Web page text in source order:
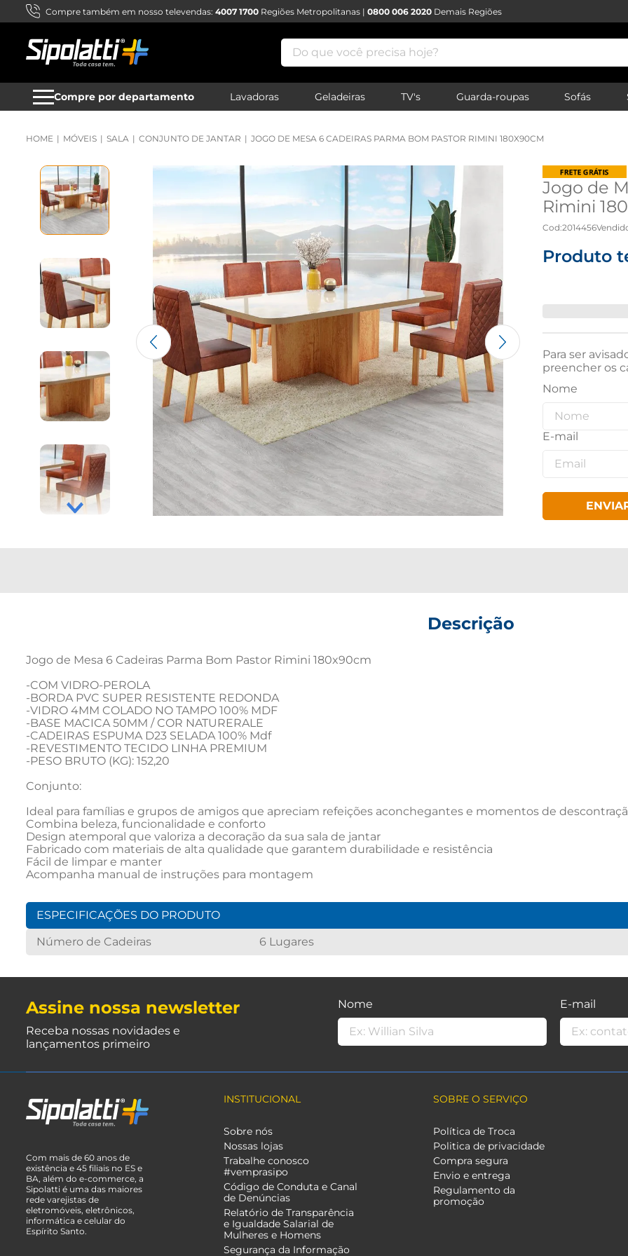
Compre também em nosso televendas: 4007 1700 Regiões Metropolitanas | 0800 006 2020 Demais Regiões
Do que você precisa hoje?
Compre por departamento Lavadoras Geladeiras TV's Guarda-roupas Sofás
MÓVEIS SALA CONJUNTO DE JANTAR JOGO DE MESA 6 CADEIRAS PARMA BOM PASTOR RIMINI 180X90CM
Jogo de
Rimini
Cod:2014456
Produto
Para ser
preencher os
Descrição
Jogo de Mesa 6 Cadeiras Parma Bom Pastor Rimini 180x90cm
-COM VIDRO-PEROLA
-BORDA PVC SUPER RESISTENTE REDONDA
-VIDRO 4MM COLADO NO TAMPO 100% MDF
-BASE MACICA 50MM / COR NATURERALE
-CADEIRAS ESPUMA D23 SELADA 100% Mdf
-REVESTIMENTO TECIDO LINHA PREMIUM
-PESO BRUTO (KG): 152,20
Conjunto:
Ideal para famílias e grupos de amigos que apreciam refeições aconchegantes e momentos de
Combina beleza, funcionalidade e conforto
Design atemporal que valoriza a decoração da sua sala de jantar
Fabricado com materiais de alta qualidade que garantem durabilidade e resistência
Fácil de limpar e manter
Acompanha manual de instruções para montagem
ESPECIFICAÇÕES DO PRODUTO
Número de Cadeiras
6 Lugares
Assine nossa newsletter
Receba nossas novidades e
lançamentos primeiro
Nome E-mail
Com mais de 60 anos de
existência e 45 filiais no ES e
BA, além do e-commerce, a
Sipolatti é uma das maiores
rede varejistas de
eletromóveis, eletrônicos,
informática e celular do
Espírito Santo.
INSTITUCIONAL
Sobre nós
Nossas lojas
Trabalhe conosco
#vemprasipo
Código de Conduta e Canal
de Denúncias
Relatório de Transparência
e Igualdade Salarial de
Mulheres e Homens
Segurança da Informação
SOBRE O SERVIÇO
Política de Troca
Politica de privacidade
Compra segura
Envio e entrega
Regulamento da
promoção